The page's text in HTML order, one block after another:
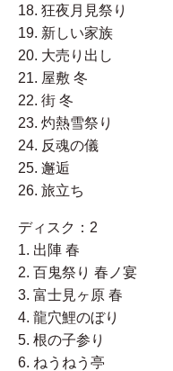
18. 狂夜月見祭り
19. 新しい家族
20. 大売り出し
21. 屋敷 冬
22. 街 冬
23. 灼熱雪祭り
24. 反魂の儀
25. 邂逅
26. 旅立ち
ディスク：2
1. 出陣 春
2. 百鬼祭り 春ノ宴
3. 富士見ヶ原 春
4. 龍穴鯉のぼり
5. 根の子参り
6. ねうねう亭